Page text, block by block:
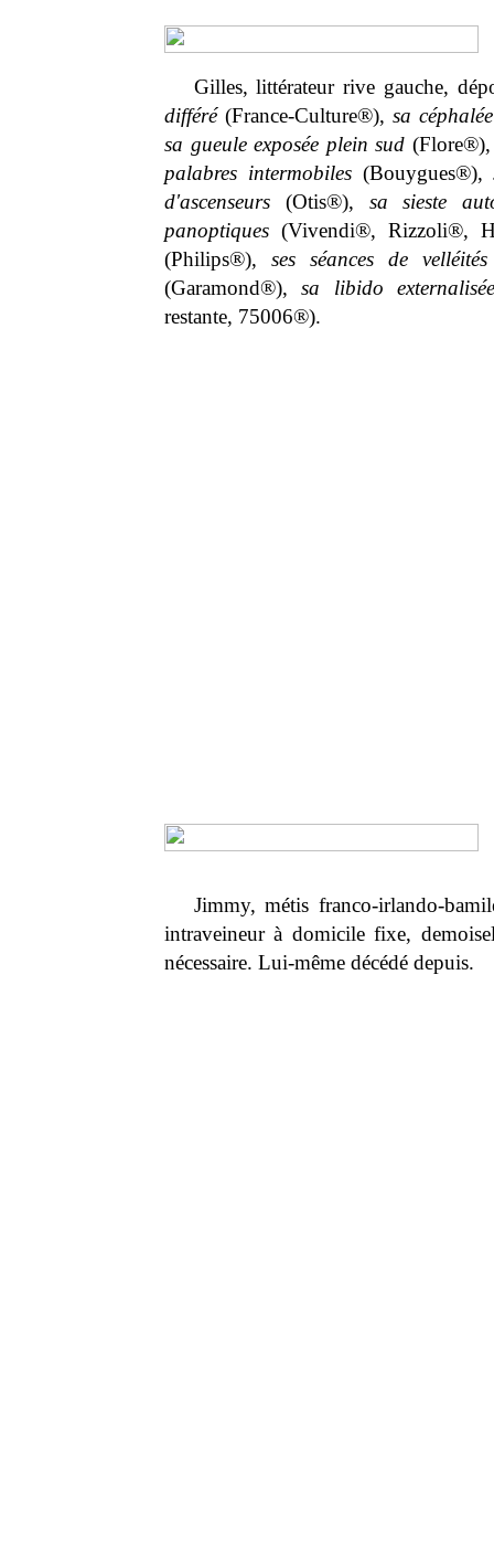
Gilles, littérateur rive gauche,
différé(France-Culture®),sa
sa gueule exposée plein sud
palabres intermobiles(Bouygues®),
d'ascenseurs (Otis®), sa sieste
panoptiques (Vivendi®, Rizzoli®,
(Philips®), ses séances de
(Garamond®), sa libido
restante, 75006®).
Jimmy, métis franco-irlando-
intraveineur à domicile fixe,
nécessaire. Lui-même décédé depuis.